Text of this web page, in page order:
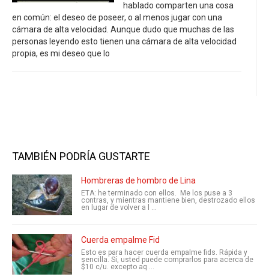
hablado comparten una cosa
en común: el deseo de poseer, o al menos jugar con una
cámara de alta velocidad. Aunque dudo que muchas de las
personas leyendo esto tienen una cámara de alta velocidad
propia, es mi deseo que lo
TAMBIÉN PODRÍA GUSTARTE
Hombreras de hombro de Lina
ETA: he terminado con ellos. Me los puse a 3
contras, y mientras mantiene bien, destrozado ellos
en lugar de volver a l ...
Cuerda empalme Fid
Esto es para hacer cuerda empalme fids. Rápida y
sencilla. Sí, usted puede comprarlos para acerca de
$10 c/u. excepto aq ...